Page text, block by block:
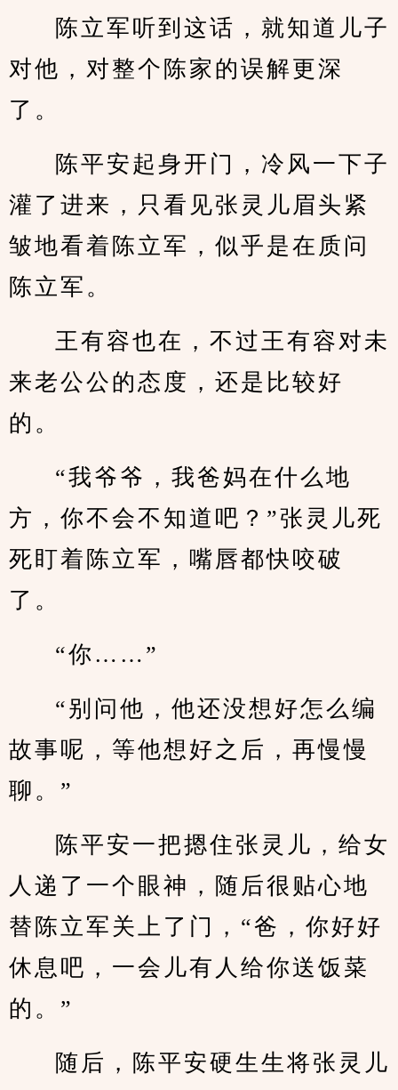
陈立军听到这话，就知道儿子
对他，对整个陈家的误解更深
了。
陈平安起身开门，冷风一下子
灌了进来，只看见张灵儿眉头紧
皱地看着陈立军，似乎是在质问
陈立军。
王有容也在，不过王有容对未
来老公公的态度，还是比较好
的。
“我爷爷，我爸妈在什么地
方，你不会不知道吧？”张灵儿死
死盯着陈立军，嘴唇都快咬破
了。
“你……”
“别问他，他还没想好怎么编
故事呢，等他想好之后，再慢慢
聊。”
陈平安一把摁住张灵儿，给女
人递了一个眼神，随后很贴心地
替陈立军关上了门，“爸，你好好
休息吧，一会儿有人给你送饭菜
的。”
随后，陈平安硬生生将张灵儿